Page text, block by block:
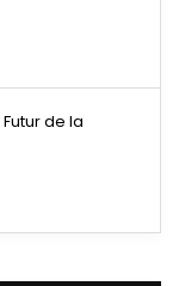
de la